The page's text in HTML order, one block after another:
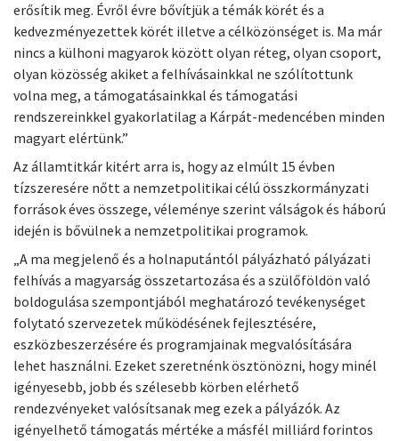
erősítik meg. Évről évre bővítjük a témák körét és a
kedvezményezettek körét illetve a célközönséget is. Ma már
nincs a külhoni magyarok között olyan réteg, olyan csoport,
olyan közösség akiket a felhívásainkkal ne szólítottunk
volna meg, a támogatásainkkal és támogatási
rendszereinkkel gyakorlatilag a Kárpát-medencében minden
magyart elértünk.”
Az államtitkár kitért arra is, hogy az elmúlt 15 évben
tízszeresére nőtt a nemzetpolitikai célú összkormányzati
források éves összege, véleménye szerint válságok és háború
idején is bővülnek a nemzetpolitikai programok.
„A ma megjelenő és a holnaputántól pályázható pályázati
felhívás a magyarság összetartozása és a szülőföldön való
boldogulása szempontjából meghatározó tevékenységet
folytató szervezetek működésének fejlesztésére,
eszközbeszerzésére és programjainak megvalósítására
lehet használni. Ezeket szeretnénk ösztönözni, hogy minél
igényesebb, jobb és szélesebb körben elérhető
rendezvényeket valósítsanak meg ezek a pályázók. Az
igényelhető támogatás mértéke a másfél milliárd forintos